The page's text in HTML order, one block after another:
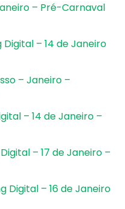
– Pré-Carnaval
– 14 de Janeiro
– Janeiro –
– 14 de Janeiro –
– 17 de Janeiro –
Digital – 16 de Janeiro